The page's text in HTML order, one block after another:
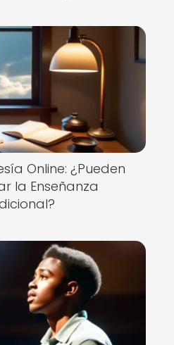
Online: ¿Pueden
la Enseñanza